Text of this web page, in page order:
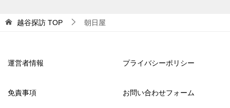
越谷探訪 TOP 朝日屋
運営者情報 プライバシーポリシー
免責事項 お問い合わせフォーム